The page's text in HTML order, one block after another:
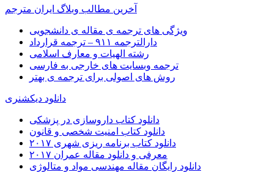
آخرین مطالب وبلاگ ایران مترجم
ویژگی های ترجمه ی مقاله ی دانشجویی
دارالترجمه ۹۱۱ – ترجمه قرارداد
رشته الهیات و معارف اسلامی
ترجمه وبسایت های خارجی به فارسی
روش های اصولی برای ترجمه ی بهتر
دانلود دیکشنری
دانلود کتاب داروسازی در پزشکی
دانلود کتاب امنیت شخصی و قانون
دانلود کتاب برنامه ریزی شهری ۲۰۱۷
معرفی و دانلود مقاله عمران ۲۰۱۷
دانلود رایگان مقاله مهندسی مواد و متالوژی